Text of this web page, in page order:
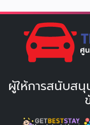
ผู้ให้การสนับส